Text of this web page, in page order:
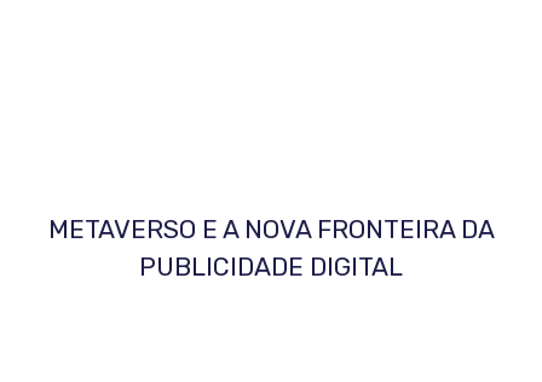
METAVERSO E A NOVA FRONTEIRA DA
PUBLICIDADE DIGITAL